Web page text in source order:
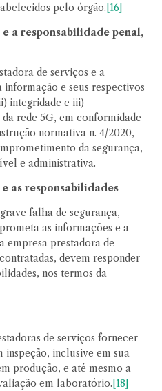
pelo órgão. [16]
a responsabilidade penal,
de serviços e a
informação e seus respectivos
integridade e iii)
rede 5G, em conformidade
normativa n. 4/2020,
da segurança,
e administrativa.
as responsabilidades
falha de segurança,
as informações e a
empresa prestadora de
devem responder
nos termos da
de serviços fornecer
inspeção, inclusive em sua
produção, e até mesmo a
em laboratório. [18]